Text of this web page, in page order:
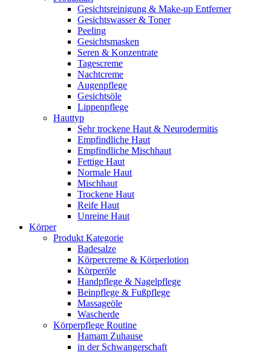
Gesichtsreinigung & Make-up Entferner
Gesichtswasser & Toner
Peeling
Gesichtsmasken
Seren & Konzentrate
Tagescreme
Nachtcreme
Augenpflege
Gesichtsöle
Lippenpflege
Hauttyp
Sehr trockene Haut & Neurodermitis
Empfindliche Haut
Empfindliche Mischhaut
Fettige Haut
Normale Haut
Mischhaut
Trockene Haut
Reife Haut
Unreine Haut
Körper
Produkt Kategorie
Badesalze
Körpercreme & Körperlotion
Körperöle
Handpflege & Nagelpflege
Beinpflege & Fußpflege
Massageöle
Wascherde
Körperpflege Routine
Hamam Zuhause
in der Schwangerschaft